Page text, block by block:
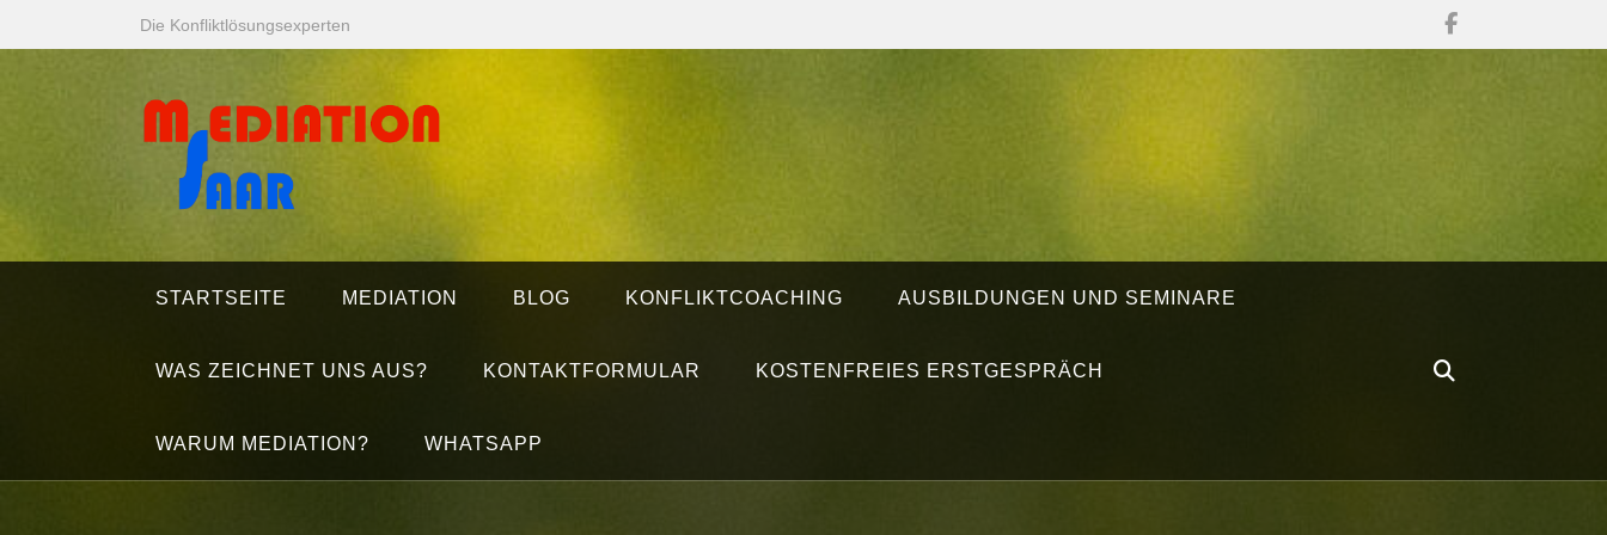
Inhalt
Die Konfliktlösungsexperten
STARTSEITE MEDIATION BLOG KONFLIKTCOACHING AUSBILDUNGEN UND SEMINARE
WAS ZEICHNET UNS AUS? KONTAKTFORMULAR KOSTENFREIES ERSTGESPRÄCH
WARUM MEDIATION? WHATSAPP